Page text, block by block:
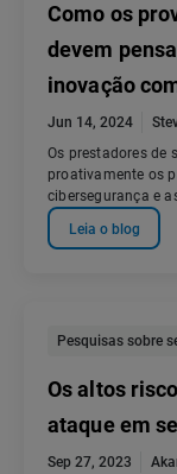
Como os
devem
inovação
Jun 14, 2024
Os prestadores de
proativamente os
cibersegurança e
Leia o blog
Pesquisas sobre
Os altos
ataque em
Sep 27, 2023